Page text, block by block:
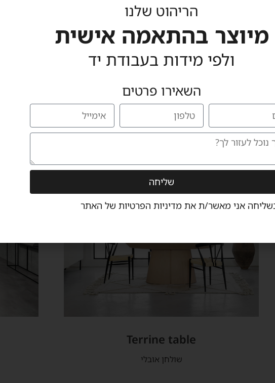
מוצרים שאולי יעניינו אותך גם
Terrine table
שולחן אובלי
הריהוט שלנו
מיוצר בהתאמה אישית
ולפי מידות בעבודת יד
השאירו פרטים
אני מאשר/ת את מדיניות הפרטיות של האתר
שליחה